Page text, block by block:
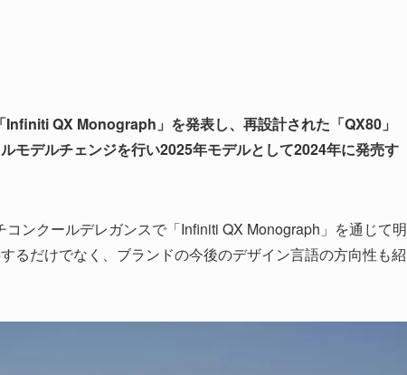
QX Monograph」を発表し、再設計された「QX80」
モデルチェンジを行い2025年モデルとして2024年に発売す
ンクールデレガンスで「Infiniti QX Monograph」を通じて明
るだけでなく、ブランドの今後のデザイン言語の方向性も紹